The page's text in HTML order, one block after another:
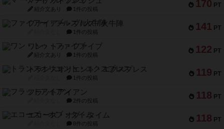
170 PT
紹介文あり 1件の投稿
141 PT
ファイアー・ブルズ / 火牛陣
1件の投稿
122 PT
ワン・トゥ・ファイブ
紹介文あり 1件の投稿
119 PT
トランスオリエント・エクスプレス
1件の投稿
118 PT
フラットアイアン
2件の投稿
118 PT
エコーズ・オブ・タイム
8件の投稿